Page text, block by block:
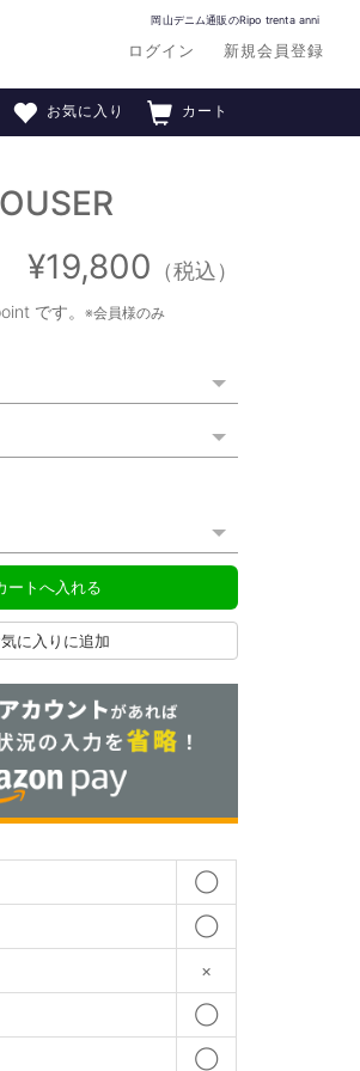
岡山デニム通販のRipo trenta anni
ログイン 新規会員登録
カート
お気に入り
¥19,800 （税込）
です。※会員様のみ
ートへ入れる
に入りに追加
◯
◯
×
◯
◯